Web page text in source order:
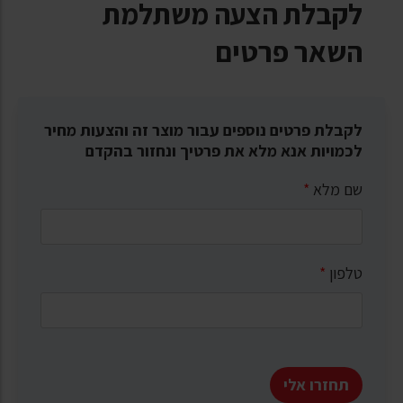
לקבלת הצעה משתלמת
השאר פרטים
לקבלת פרטים נוספים עבור מוצר זה והצעות מחיר
לכמויות אנא מלא את פרטיך ונחזור בהקדם
שם מלא *
טלפון *
תחזרו אלי